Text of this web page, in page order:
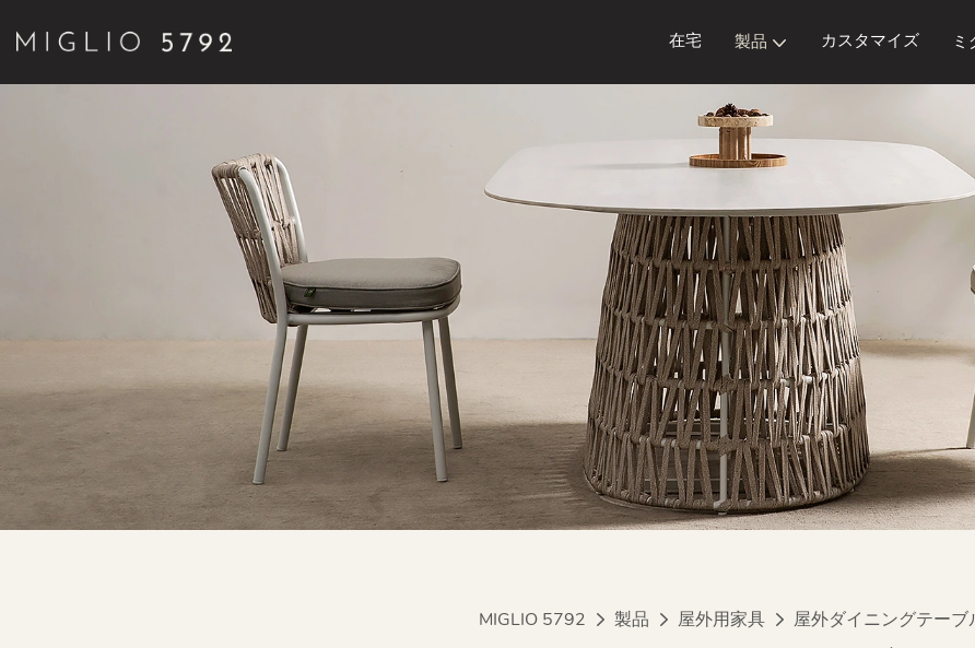
在宅 製品 カスタマイズ ミ
MIGLIO 5792 製品 屋外用家具 屋外ダイニングテーブ